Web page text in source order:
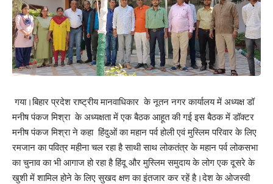
गया।बिहार प्रदेश राष्ट्रीय मानवाधिकार के नूतन नगर कार्यालय में अध्यक्ष डॉ
मनीष पंकज मिश्रा के अध्यक्षता में एक बैठक आहूत की गई इस बैठक में डॉक्टर
मनीष पंकज मिश्रा ने कहा हिंदुओं का महान पर्व होली एवं मुस्लिम परिवार के लिए
रमजान का पवित्र महीना चल रहा है साथी साथ लोकतंत्र के महान पर्व लोकसभा
का चुनाव का भी आगाज हो रहा है हिंदू और मुस्लिम समुदाय के लोग एक दूसरे के
खुशी में शामिल होने के लिए सुखद क्षण का इंतजार कर रहें है।देश के ओजस्वी